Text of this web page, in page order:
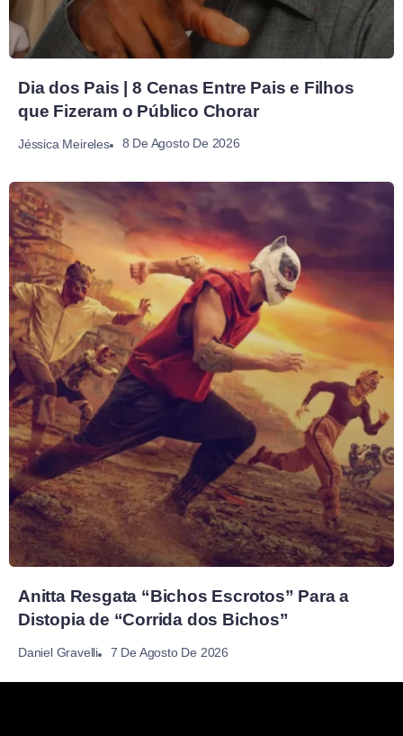
Dia dos Pais | 8 Cenas Entre Pais e Filhos
que Fizeram o Público Chorar
Jéssica Meireles 8 De Agosto De 2026
Anitta Resgata “Bichos Escrotos” Para a
Distopia de “Corrida dos Bichos”
Daniel Gravelli 7 De Agosto De 2026